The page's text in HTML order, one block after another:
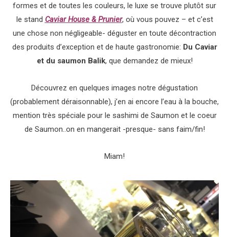
formes et de toutes les couleurs, le luxe se trouve plutôt sur
le stand Caviar House & Prunier, où vous pouvez – et c’est
une chose non négligeable- déguster en toute décontraction
des produits d’exception et de haute gastronomie: Du Caviar
et du saumon Balik, que demandez de mieux!
Découvrez en quelques images notre dégustation
(probablement déraisonnable), j’en ai encore l’eau à la bouche,
mention très spéciale pour le sashimi de Saumon et le coeur
de Saumon..on en mangerait -presque- sans faim/fin!
Miam!